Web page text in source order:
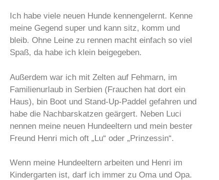
Ich habe viele neuen Hunde kennengelernt. Kenne
meine Gegend super und kann sitz, komm und
bleib. Ohne Leine zu rennen macht einfach so viel
Spaß, da habe ich klein beigegeben.
Außerdem war ich mit Zelten auf Fehmarn, im
Familienurlaub in Serbien (Frauchen hat dort ein
Haus), bin Boot und Stand-Up-Paddel gefahren und
habe die Nachbarskatzen geärgert. Neben Luci
nennen meine neuen Hundeeltern und mein bester
Freund Henri mich oft „Lu“ oder „Prinzessin“.
Wenn meine Hundeeltern arbeiten und Henri im
Kindergarten ist, darf ich immer zu Oma und Opa.